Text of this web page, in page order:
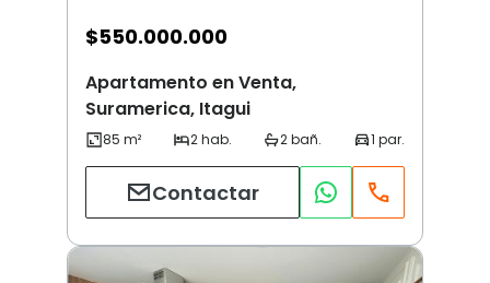
$550.000.000
Apartamento en Venta,
Suramerica, Itagui
Contactar